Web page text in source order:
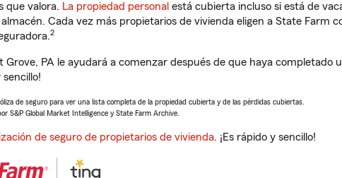
que valora. La propiedad personal está cubierta incluso si está de
Cada vez más propietarios de vivienda eligen a State Farm
2
Grove, PA le ayudará a comenzar después de que haya completado
sencillo!
de seguro para ver una lista completa de la propiedad cubierta y de las pérdidas cubiertas.
S&P Global Market Intelligence y State Farm Archive.
de seguro de propietarios de vivienda. ¡Es rápido y sencillo!